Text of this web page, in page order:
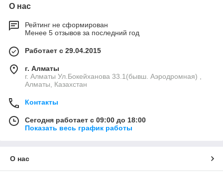
О нас
Рейтинг не сформирован
Менее 5 отзывов за последний год
Работает с 29.04.2015
г. Алматы
г. Алматы Ул.Бокейханова 33.1(бывш. Аэродромная) ,
Алматы, Казахстан
Контакты
Сегодня работает с 09:00 до 18:00
Показать весь график работы
О нас